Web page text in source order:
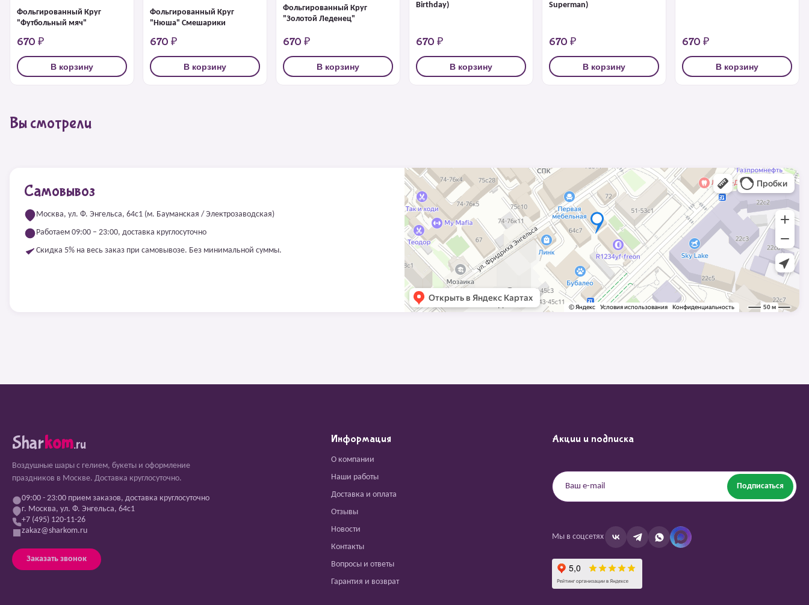
Фольгированный Круг
"Футбольный мяч"
670 ₽
В корзину
Фольгированный Круг
"Нюша" Смешарики
670 ₽
В корзину
Фольгированный Круг
"Золотой Леденец"
670 ₽
В корзину
Birthday)
670 ₽
В корзину
Superman)
670 ₽
В корзину
670 ₽
В корзину
Вы смотрели
Самовывоз
Москва, ул. Ф. Энгельса, 64с1 (м. Бауманская / Электрозаводская)
Работаем 09:00 – 23:00, доставка круглосуточно
Скидка 5% на весь заказ при самовывозе. Без минимальной суммы.
Sharkom.ru
Воздушные шары с гелием, букеты и оформление
праздников в Москве. Доставка круглосуточно.
09:00 - 23:00 прием заказов, доставка круглосуточно
г. Москва, ул. Ф. Энгельса, 64с1
+7 (495) 120-11-26
zakaz@sharkom.ru
Заказать звонок
Информация
О компании
Наши работы
Доставка и оплата
Отзывы
Новости
Контакты
Вопросы и ответы
Гарантия и возврат
Акции и подписка
Подписаться
Мы в соцсетях